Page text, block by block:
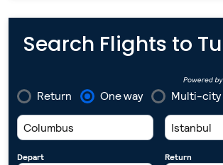
Search Flights to